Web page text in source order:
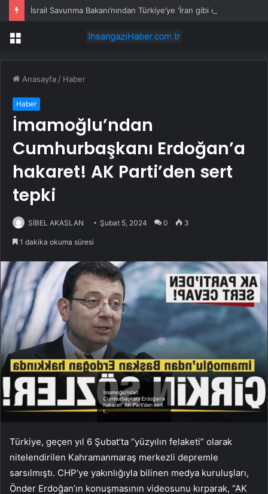
Menü
Anasayfa / Haber
Haber
İmamoğlu’ndan
Cumhurbaşkanı Erdoğan’a
hakaret! AK Parti’den sert
tepki
SİBEL AKASLAN Şubat 5, 2024 0 3
1 dakika okuma süresi
Türkiye, geçen yıl 6 Şubat’ta “yüzyılın felaketi” olarak
nitelendirilen Kahramanmaraş merkezli depremle
sarsılmıştı. CHP’ye yakınlığıyla bilinen medya kuruluşları,
Önder Erdoğan’ın konuşmasının videosunu kırparak, “AK